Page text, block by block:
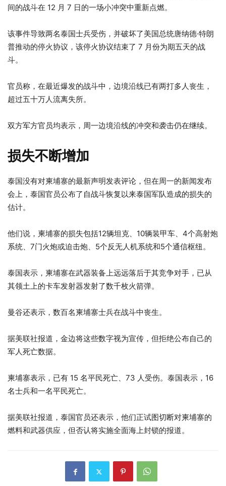
间的战斗在 12 月 7 日的一场小冲突中重新点燃。
该事件导致两名泰国士兵受伤，并破坏了美国总统唐纳德·特朗
普推动的停火协议，该停火协议结束了 7 月份为期五天的战
斗。
官员称，在最近爆发的战斗中，边境沿线已有两打多人丧生，
超过五十万人流离失所。
双方军方官员均表示，周一边境沿线的冲突和袭击仍在继续。
损失不断增加
泰国没有对柬埔寨的最新声明发表评论，但在周一的新闻发布
会上，泰国官员公布了自战斗恢复以来泰国军队造成的损失的
估计。
他们说，柬埔寨的损失包括12辆坦克、10辆装甲车、4个高射炮
系统、7门火炮或迫击炮、5个反无人机系统和5个通信枢纽。
泰国表示，柬埔寨在武器装备上远远落后于其竞争对手，已从
其领土上的卡车发射器发射了数千枚火箭弹。
曼谷还表示，数百名柬埔寨士兵在战斗中丧生。
据美联社报道，金边将这些数字视为宣传，但拒绝公布自己的
军人死亡数据。
柬埔寨表示，已有 15 名平民死亡、73 人受伤。泰国表示，16
名士兵和一名平民死亡。
据美联社报道，泰国官员还表示，他们正试图切断对柬埔寨的
燃料和武器供应，但否认将实施全面海上封锁的报道。